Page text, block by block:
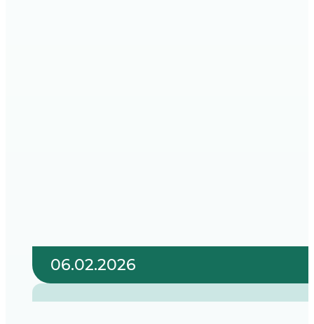
06.02.2026